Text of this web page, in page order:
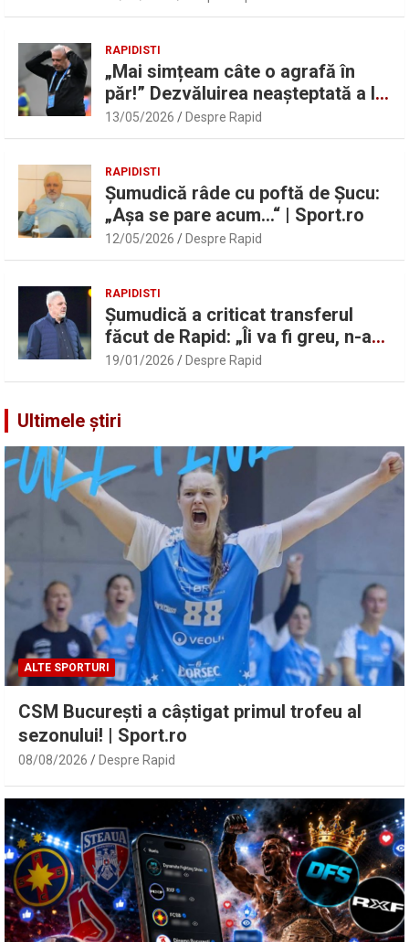
Sport.ro
RAPIDISTI
„Mai simțeam câte o agrafă în
păr!” Dezvăluirea neașteptată a lui
Marius Șumudică despre Daniel
Pancu
13/05/2026 Despre Rapid
RAPIDISTI
Șumudică râde cu poftă de Șucu:
„Așa se pare acum…“ | Sport.ro
12/05/2026 Despre Rapid
RAPIDISTI
Șumudică a criticat transferul
făcut de Rapid: „Îi va fi greu, n-am
înțeles”
19/01/2026 Despre Rapid
Ultimele știri
ALTE SPORTURI
CSM București a câștigat primul trofeu al
sezonului! | Sport.ro
08/08/2026 Despre Rapid